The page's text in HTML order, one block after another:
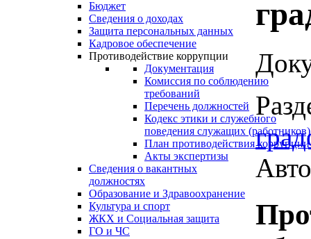
Бюджет
Сведения о доходах
Защита персональных данных
Кадровое обеспечение
Противодействие коррупции
Документация
Комиссия по соблюдению
требований
Перечень должностей
Кодекс этики и служебного
поведения служащих (работников)
План противодействия коррупции
Акты экспертизы
Сведения о вакантных
должностях
Образование и Здравоохранение
Культура и спорт
ЖКХ и Социальная защита
ГО и ЧС